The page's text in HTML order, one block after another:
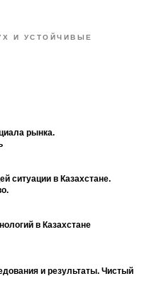
И УСТОЙЧИВЫЕ
рынка.
ситуации в Казахстане.
в Казахстане
и результаты. Чистый